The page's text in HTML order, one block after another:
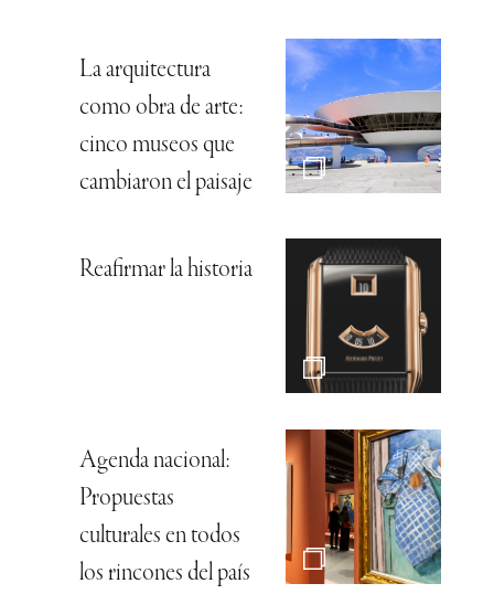
La arquitectura
como obra de arte:
cinco museos que
cambiaron el paisaje
Reafirmar la historia
Agenda nacional:
Propuestas
culturales en todos
los rincones del país